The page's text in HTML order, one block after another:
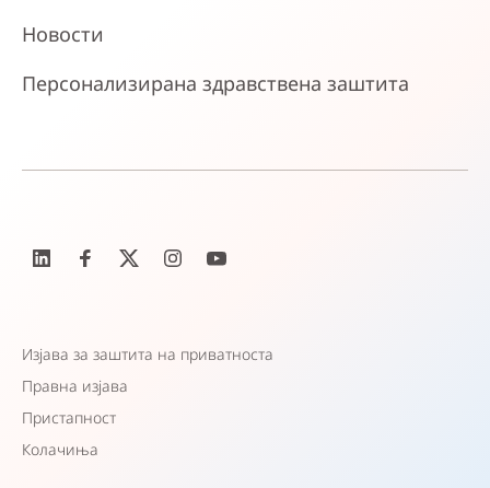
Новости
Персонализирана здравствена заштита
Изјава за заштита на приватноста
Правна изјава
Пристапност
Колачиња